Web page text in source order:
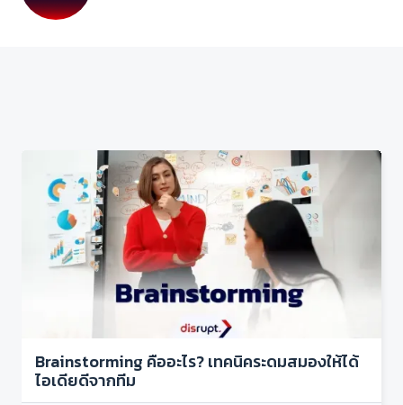
Brainstorming คืออะไร? เทคนิคระดมสมองให้ได้
ไอเดียดีจากทีม